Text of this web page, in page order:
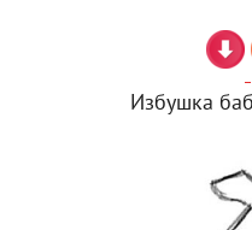
Избушка